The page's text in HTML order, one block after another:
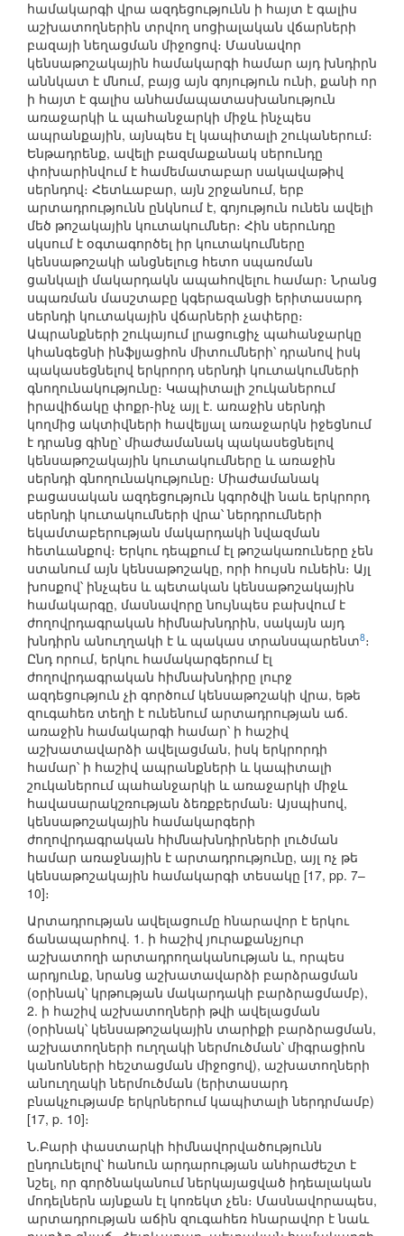
համակարգի վրա ազդեցությունն ի հայտ է գալիս
աշխատողներին տրվող սոցիալական վճարների
բազայի նեղացման միջոցով։ Մասնավոր
կենսաթոշակային համակարգի համար այդ խնդիրն
աննկատ է մնում, բայց այն գոյություն ունի, քանի որ
ի հայտ է գալիս անհամապատասխանություն
առաջարկի և պահանջարկի միջև ինչպես
ապրանքային, այնպես էլ կապիտալի շուկաներում։
Ենթադրենք, ավելի բազմաքանակ սերունդը
փոխարինվում է համեմատաբար սակավաթիվ
սերնդով։ Հետևաբար, այն շրջանում, երբ
արտադրությունն ընկնում է, գոյություն ունեն ավելի
մեծ թոշակային կուտակումներ։ Հին սերունդը
սկսում է օգտագործել իր կուտակումները
կենսաթոշակի անցնելուց հետո սպառման
ցանկալի մակարդակն ապահովելու համար։ Նրանց
սպառման մասշտաբը կգերազանցի երիտասարդ
սերնդի կուտակային վճարների չափերը։
Ապրանքների շուկայում լրացուցիչ պահանջարկը
կհանգեցնի ինֆլյացիոն միտումների՝ դրանով իսկ
պակասեցնելով երկրորդ սերնդի կուտակումների
գնողունակությունը։ Կապիտալի շուկաներում
իրավիճակը փոքր-ինչ այլ է. առաջին սերնդի
կողմից ակտիվների հավելյալ առաջարկն իջեցնում
է դրանց գինը՝ միաժամանակ պակասեցնելով
կենսաթոշակային կուտակումները և առաջին
սերնդի գնողունակությունը։ Միաժամանակ
բացասական ազդեցություն կգործվի նաև երկրորդ
սերնդի կուտակումների վրա՝ ներդրումների
եկամտաբերության մակարդակի նվազման
հետևանքով։ Երկու դեպքում էլ թոշակառուները չեն
ստանում այն կենսաթոշակը, որի հույսն ունեին։ Այլ
խոսքով՝ ինչպես և պետական կենսաթոշակային
համակարգը, մասնավորը նույնպես բախվում է
ժողովրդագրական հիմնախնդրին, սակայն այդ
խնդիրն անուղղակի է և պակաս տրանսպարենտ8։
Ընդ որում, երկու համակարգերում էլ
ժողովրդագրական հիմնախնդիրը լուրջ
ազդեցություն չի գործում կենսաթոշակի վրա, եթե
զուգահեռ տեղի է ունենում արտադրության աճ.
առաջին համակարգի համար՝ ի հաշիվ
աշխատավարձի ավելացման, իսկ երկրորդի
համար՝ ի հաշիվ ապրանքների և կապիտալի
շուկաներում պահանջարկի և առաջարկի միջև
հավասարակշռության ձեռքբերման։ Այսպիսով,
կենսաթոշակային համակարգերի
ժողովրդագրական հիմնախնդիրների լուծման
համար առաջնային է արտադրությունը, այլ ոչ թե
կենսաթոշակային համակարգի տեսակը [17, pp. 7–
10]։
Արտադրության ավելացումը հնարավոր է երկու
ճանապարհով. 1. ի հաշիվ յուրաքանչյուր
աշխատողի արտադրողականության և, որպես
արդյունք, նրանց աշխատավարձի բարձրացման
(օրինակ՝ կրթության մակարդակի բարձրացմամբ),
2. ի հաշիվ աշխատողների թվի ավելացման
(օրինակ՝ կենսաթոշակային տարիքի բարձրացման,
աշխատողների ուղղակի ներմուծման՝ միգրացիոն
կանոնների հեշտացման միջոցով), աշխատողների
անուղղակի ներմուծման (երիտասարդ
բնակչությամբ երկրներում կապիտալի ներդրմամբ)
[17, p. 10]։
Ն.Բարի փաստարկի հիմնավորվածությունն
ընդունելով՝ հանուն արդարության անհրաժեշտ է
նշել, որ գործնականում ներկայացված իդեալական
մոդելներն այնքան էլ կոռեկտ չեն։ Մասնավորապես,
արտադրության աճին զուգահեռ հնարավոր է նաև